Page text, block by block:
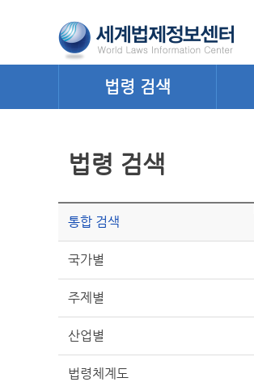
법령 검색
법령 검색
통합 검색
국가별
주제별
산업별
법령체계도